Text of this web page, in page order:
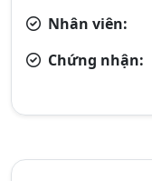
Nhân viên:
Chứng nhận: